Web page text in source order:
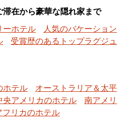
在から豪華な隠れ家まで
ーホテル
人気のバケーション
受賞歴のあるトップラグジュ
ホテル
オーストラリア＆太平
央アメリカのホテル
南アメリ
フリカのホテル